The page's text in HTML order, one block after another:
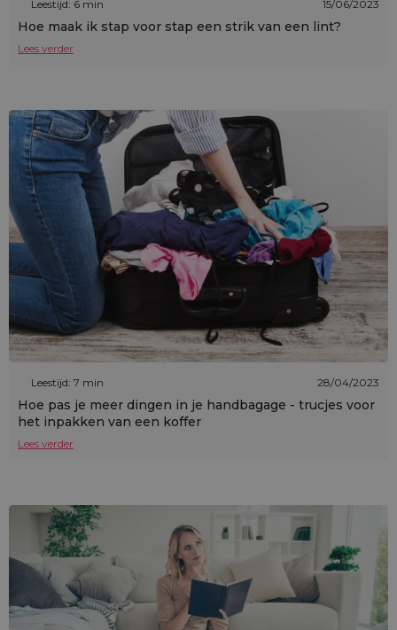
Leestijd: 6 min 15/06/2023
Hoe maak ik stap voor stap een strik van een lint?
Lees verder
Leestijd: 7 min 28/04/2023
Hoe pas je meer dingen in je handbagage - trucjes voor
het inpakken van een koffer
Lees verder